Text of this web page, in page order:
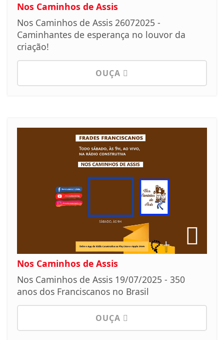
Nos Caminhos de Assis
Nos Caminhos de Assis 26072025 -
Caminhantes de esperança no louvor da
criação!
OUÇA
Nos Caminhos de Assis
Nos Caminhos de Assis 19/07/2025 - 350
anos dos Franciscanos no Brasil
OUÇA